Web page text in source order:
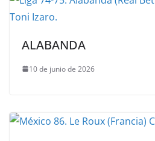
ALABANDA
10 de junio de 2026